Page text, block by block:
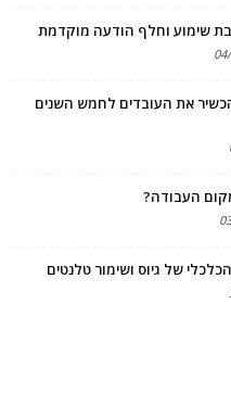
שימוע וחלף הודעה מוקדמת
את העובדים לחמש השנים
העבודה?